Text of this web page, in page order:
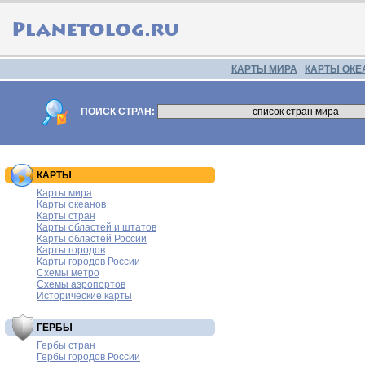
КАРТЫ МИРА КАРТЫ
ПОИСК СТРАН:
КАРТЫ
Карты мира
Карты океанов
Карты стран
Карты областей и штатов
Карты областей России
Карты городов
Карты городов России
Схемы метро
Схемы аэропортов
Исторические карты
ГЕРБЫ
Гербы стран
Гербы городов России